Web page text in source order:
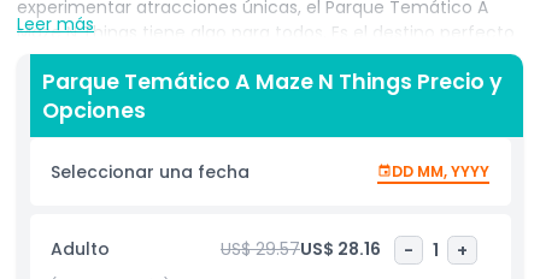
experimentar atracciones únicas, el Parque Temático A
Maze N Things tiene algo para todos. Es el destino perfecto
para una salida familiar o un día divertido con amigos.
Una de las mejores características del Parque Temático A
Maze N Things es el laberinto gigante. Es un desafío
camino a través de un enorme laberinto de senderos. No se
el camino. El laberinto es divertido, pero también ayuda a
desarrollar habilidades para resolver problemas y fomenta
Leer más
Parque Temático A Maze N Things Precio y
Opciones
Seleccionar una fecha DD MM, YYYY
Adulto US$ 29.57US$ 28.16 - 1 +